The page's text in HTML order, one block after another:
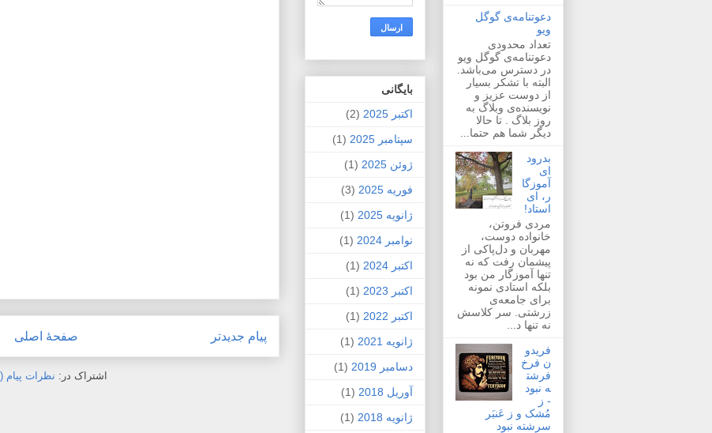
پیام جدیدتر صفحهٔ اصلی
اشتراک در: نظرات پیام (Atom)
دعوتنامه‌ی گوگل
ویو
تعداد محدودی
دعوتنامه‌ی گوگل ویو
در دسترس می‌باشد.
البته با تشکر بسیار
از دوست عزیز و
نویسنده‌ی وبلاگ به
روز بلاگ . تا حالا
دیگر شما هم حتما...
بدرود
ای
آموزگا
ر، ای
استاد!
مردی فروتن،
خانواده دوست،
مهربان و دل‌پاکی از
پیشمان رفت که نه
تنها آموزگار من بود
بلکه استادی نمونه
برای جامعه‌ی
زرشتی. سر کلاسش
نه تنها د...
فریدو
ن فرخ
فرشت
ه نبود
- ز
مُشک و ز عَنبَر
سرشته نبود
بايگانی
اکتبر 2025
(2)
سپتامبر 2025
(1)
ژوئن 2025
(1)
فوریه 2025
(3)
ژانویه 2025
(1)
نوامبر 2024
(1)
اکتبر 2024
(1)
اکتبر 2023
(1)
اکتبر 2022
(1)
ژانویه 2021
(1)
دسامبر 2019
(1)
آوریل 2018
(1)
ژانویه 2018
(1)